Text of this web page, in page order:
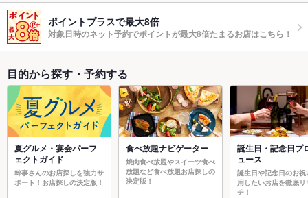
ポイントプラスで最大8倍
対象日時のネット予約でポイントが最大8倍たまるお店はこちら！
目的から探す・予約する
夏グルメ・宴会パーフ
ェクトガイド
幹事さんのお店探しを強力サ
ポート！お店探しの決定版！
食べ放題ナビゲーター
焼肉食べ放題やスイーツ食べ
放題など食べ放題お店探しの
決定版！
誕生日・記念日プ
ュース
誕生日や記念日のお祝
用したいお店を徹底リ
チ！